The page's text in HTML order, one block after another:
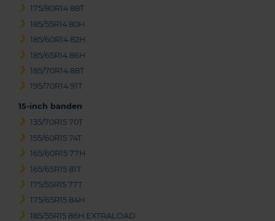
175/80R14 88T
185/55R14 80H
185/60R14 82H
185/65R14 86H
185/70R14 88T
195/70R14 91T
15-inch banden
135/70R15 70T
155/60R15 74T
165/60R15 77H
165/65R15 81T
175/55R15 77T
175/65R15 84H
185/55R15 86H EXTRALOAD